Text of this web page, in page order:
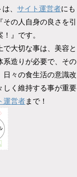
、 サイト運営者にも
の人自身の良さを引
』です。
大切な事は、美容と
系造りが必要で、その
日々の食生活の意識改
しく維持する事が重要
運営者まで！